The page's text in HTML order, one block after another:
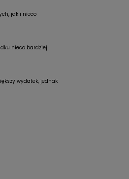
jak i nieco
nieco bardziej
wydatek, jednak